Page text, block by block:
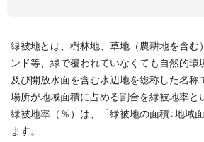
緑被地とは、樹林地、草地（農耕地を含む
ンド等、緑で覆われていなくても自然的環
及び開放水面を含む水辺地を総称した名称
場所が地域面積に占める割合を緑被地率と
緑被地率（％）は、「緑被地の面積÷地域
ます。